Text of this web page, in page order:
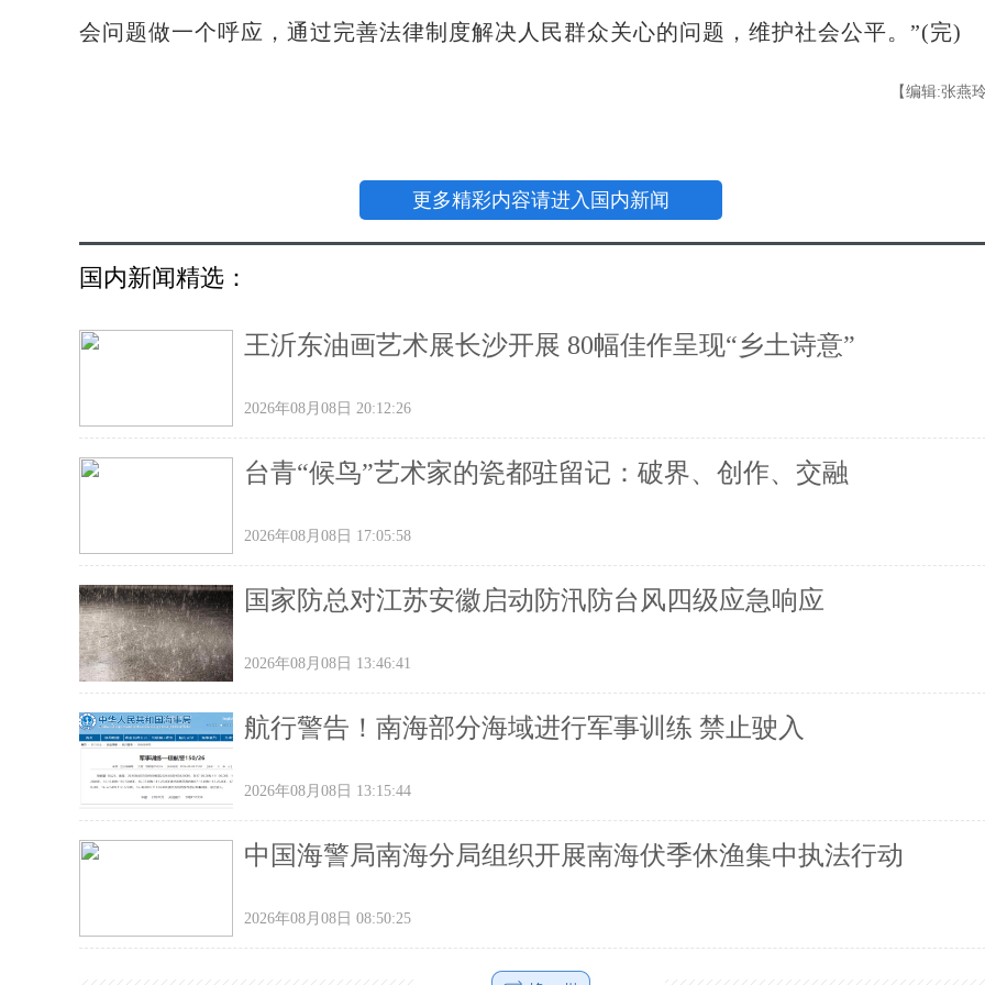
会问题做一个呼应，通过完善法律制度解决人民群众关心的问题，维护社会公平。”(完)
【编辑:张燕
更多精彩内容请进入国内新闻
国内新闻精选：
王沂东油画艺术展长沙开展 80幅佳作呈现“乡土诗意”
2026年08月08日 20:12:26
台青“候鸟”艺术家的瓷都驻留记：破界、创作、交融
2026年08月08日 17:05:58
国家防总对江苏安徽启动防汛防台风四级应急响应
2026年08月08日 13:46:41
航行警告！南海部分海域进行军事训练 禁止驶入
2026年08月08日 13:15:44
中国海警局南海分局组织开展南海伏季休渔集中执法行动
2026年08月08日 08:50:25